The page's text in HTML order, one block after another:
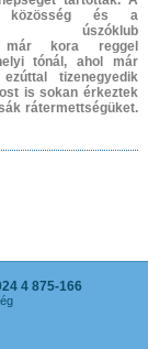
közösség és a
úszóklub
már kora reggel
tónál, ahol már
tizenegyedik
is sokan érkeztek
rátermettségüket.
4 875-166